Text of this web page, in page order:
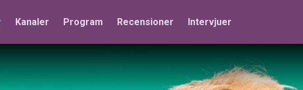
Kanaler Program Recensioner Intervjuer